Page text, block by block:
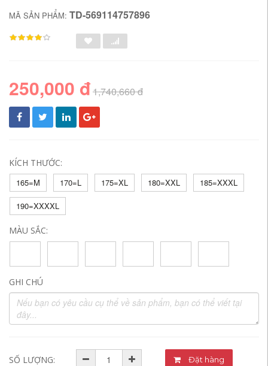
MÃ SẢN PHẨM: TD-569114757896
250,000 đ1,740,660 đ
KÍCH THƯỚC:
165=M
170=L 175=XL 180=XXL 185=XXXL
190=XXXXL
MÀU SẮC:
GHI CHÚ
SỐ LƯỢNG: Đặt hàng